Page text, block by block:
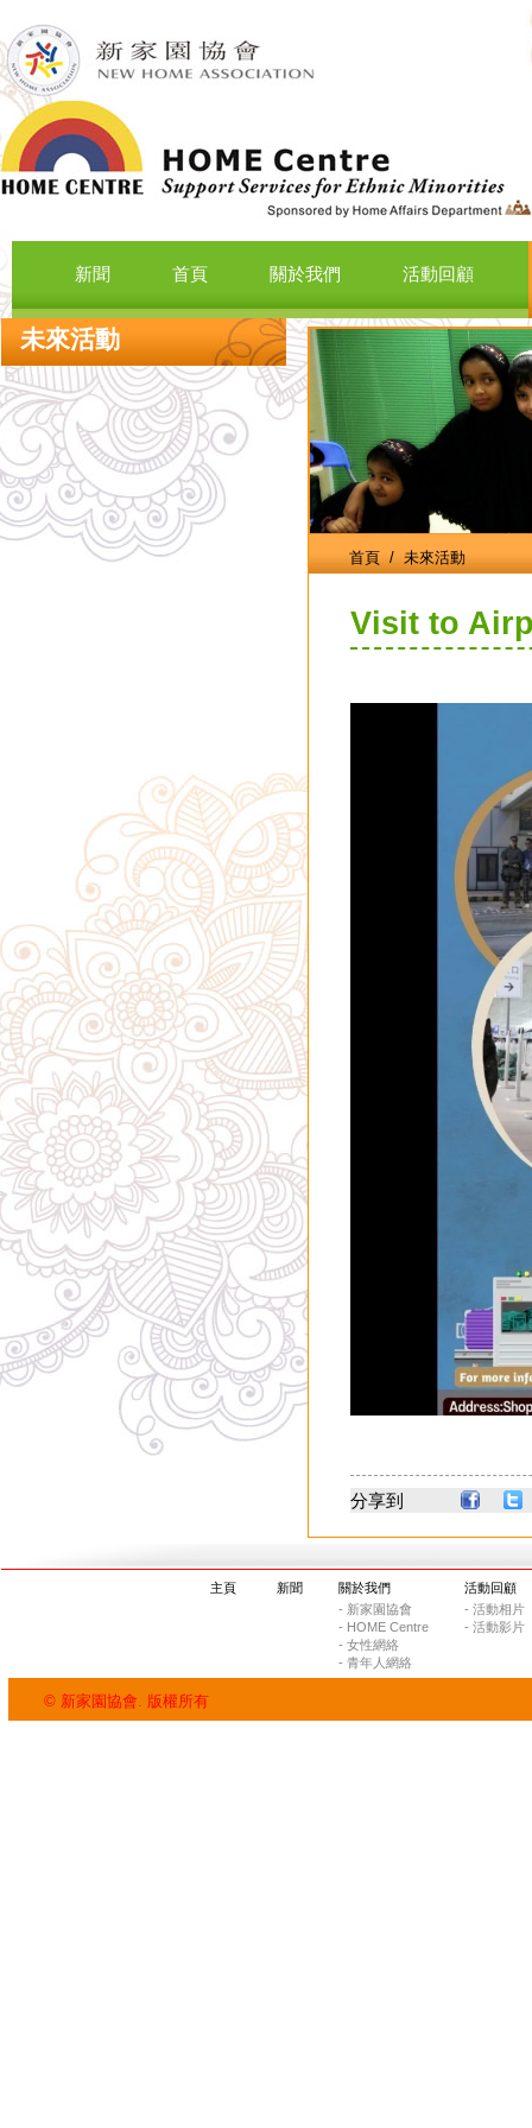
新聞 首頁 關於我們 活動回顧
未來活動
首頁 / 未來活動
Visit to
分享到
主頁 新聞
關於我們
- 新家園協會
- HOME Centre
- 女性網絡
- 青年人網絡
活動回顧
- 活動相片
- 活動影片
© 新家園協會. 版權所有